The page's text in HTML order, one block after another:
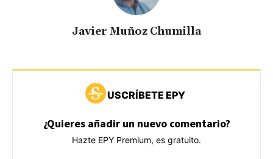
Javier Muñoz Chumilla
USCRÍBETE EPY
¿Quieres añadir un nuevo comentario?
Hazte EPY Premium, es gratuito.